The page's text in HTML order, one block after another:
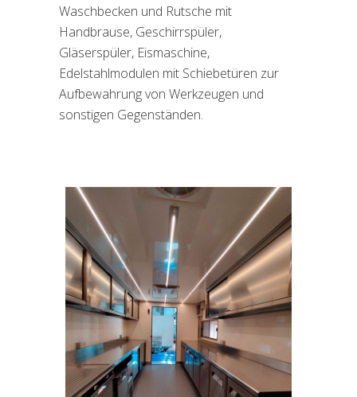
Waschbecken und Rutsche mit
Handbrause, Geschirrspüler,
Gläserspüler, Eismaschine,
Edelstahlmodulen mit Schiebetüren zur
Aufbewahrung von Werkzeugen und
sonstigen Gegenständen.